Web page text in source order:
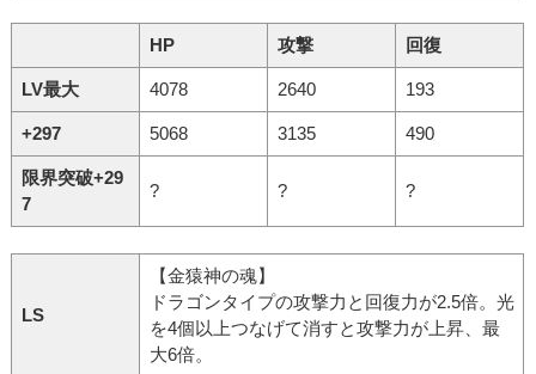
HP 攻撃 回復
LV最大 4078 2640 193
+297 5068 3135 490
限界突破+29
7
? ? ?
LS
【金猿神の魂】
ドラゴンタイプの攻撃力と回復力が2.5倍。光
を4個以上つなげて消すと攻撃力が上昇、最
大6倍。